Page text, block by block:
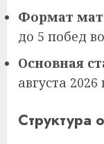
Формат
до 5 побед
Основная
августа
Структура